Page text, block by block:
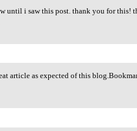
until i saw this post. thank you for this!
article as expected of this